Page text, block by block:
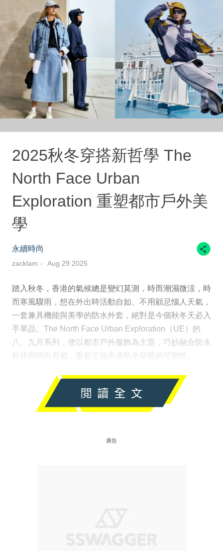
2025秋冬穿搭新哲學 The
North Face Urban
Exploration 重塑都市戶外美
學
永續時尚
zacklam Aug 29 2025
踏入秋冬，香港的氣候總是變幻莫測，時而潮濕微涼，時
而寒風驟雨，想在外出時活動自如、不用顧忌惱人天氣，
一套兼具機能與美學的防水外套，絕對是今個秋冬天必入
手單品。The North Face Urban Exploration（UE）的
八、九月系列，便以都市戶外服飾為主題，巧妙融合防水
科技與時尚剪裁，重新定義香港秋冬穿搭的可能性。
廣告